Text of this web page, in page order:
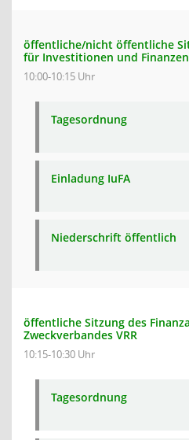
öffentliche/nicht öffentliche
für Investitionen und Finanzen
10:00-10:15 Uhr
Tagesordnung
Einladung IuFA
Niederschrift öffentlich
öffentliche Sitzung des
Zweckverbandes VRR
10:15-10:30 Uhr
Tagesordnung